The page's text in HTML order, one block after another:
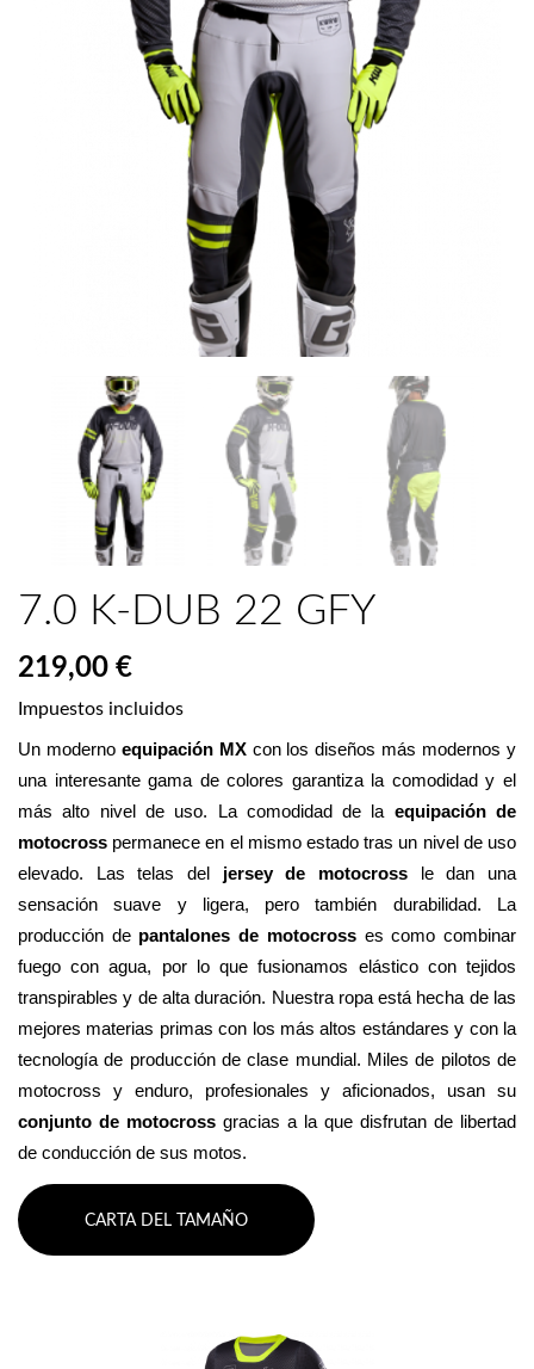
7.0 K-DUB 22 GFY
219,00 €
Impuestos incluidos
Un moderno equipación MX con los diseños más modernos y
una interesante gama de colores garantiza la comodidad y el
más alto nivel de uso. La comodidad de la equipación de
motocross permanece en el mismo estado tras un nivel de uso
elevado. Las telas del jersey de motocross le dan una
sensación suave y ligera, pero también durabilidad. La
producción de pantalones de motocross es como combinar
fuego con agua, por lo que fusionamos elástico con tejidos
transpirables y de alta duración. Nuestra ropa está hecha de las
mejores materias primas con los más altos estándares y con la
tecnología de producción de clase mundial. Miles de pilotos de
conjunto de motocross gracias a la que disfrutan de libertad
de conducción de sus motos.
CARTA DEL TAMAÑO